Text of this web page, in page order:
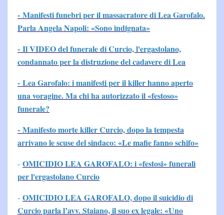
- Manifesti funebri per il massacratore di Lea Garofalo.
Parla Angela Napoli: «Sono indignata»
- Il VIDEO del funerale di Curcio, l'ergastolano,
condannato per la distruzione del cadavere di Lea
- Lea Garofalo: i manifesti per il killer hanno aperto
una voragine. Ma chi ha autorizzato il «festoso»
funerale?
- Manifesto morte killer Curcio, dopo la tempesta
arrivano le scuse del sindaco: «Le mafie fanno schifo»
- OMICIDIO LEA GAROFALO: i «festosi» funerali
per l'ergastolano Curcio
- OMICIDIO LEA GAROFALO, dopo il suicidio di
Curcio parla l’avv. Staiano, il suo ex legale: «Uno